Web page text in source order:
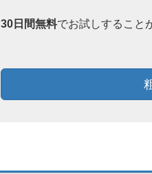
30日間無料でお試しすること